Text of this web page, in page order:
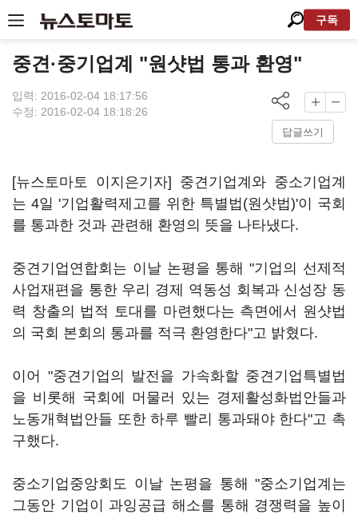
구독
중견·중기업계 "원샷법 통과 환영"
입력: 2016-02-04 18:17:56
수정: 2016-02-04 18:18:26
답글쓰기
[뉴스토마토 이지은기자] 중견기업계와 중소기업계
는 4일 '기업활력제고를 위한 특별법(원샷법)'이 국회
를 통과한 것과 관련해 환영의 뜻을 나타냈다.
중견기업연합회는 이날 논평을 통해 "기업의 선제적
사업재편을 통한 우리 경제 역동성 회복과 신성장 동
력 창출의 법적 토대를 마련했다는 측면에서 원샷법
의 국회 본회의 통과를 적극 환영한다"고 밝혔다.
이어 "중견기업의 발전을 가속화할 중견기업특별법
을 비롯해 국회에 머물러 있는 경제활성화법안들과
노동개혁법안들 또한 하루 빨리 통과돼야 한다"고 촉
구했다.
중소기업중앙회도 이날 논평을 통해 "중소기업계는
그동안 기업이 과잉공급 해소를 통해 경쟁력을 높이